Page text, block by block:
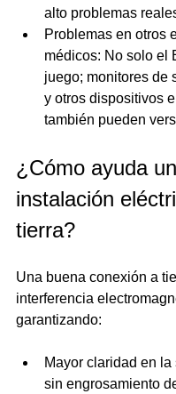
alto problemas
Problemas en otros
médicos: No solo el
juego; monitores de
y otros dispositivos
también pueden
¿Cómo ayuda
instalación
tierra?
Una buena conexión a
interferencia
garantizando:
Mayor claridad en
sin engrosamiento